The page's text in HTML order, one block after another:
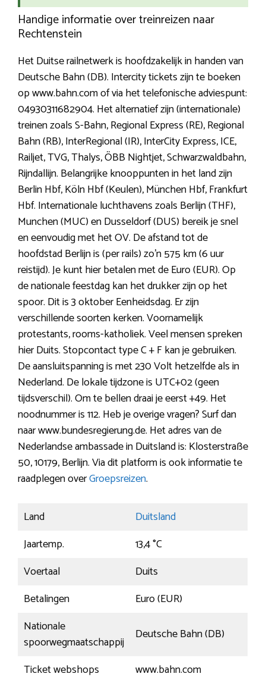
Handige informatie over treinreizen naar
Rechtenstein
Het Duitse railnetwerk is hoofdzakelijk in handen van
Deutsche Bahn (DB). Intercity tickets zijn te boeken
op www.bahn.com of via het telefonische adviespunt:
04930311682904. Het alternatief zijn (internationale)
treinen zoals S-Bahn, Regional Express (RE), Regional
Bahn (RB), InterRegional (IR), InterCity Express, ICE,
Railjet, TVG, Thalys, ÖBB Nightjet, Schwarzwaldbahn,
Rijndallijn. Belangrijke knooppunten in het land zijn
Berlin Hbf, Köln Hbf (Keulen), München Hbf, Frankfurt
Hbf. Internationale luchthavens zoals Berlijn (THF),
Munchen (MUC) en Dusseldorf (DUS) bereik je snel
en eenvoudig met het OV. De afstand tot de
hoofdstad Berlijn is (per rails) zo’n 575 km (6 uur
reistijd). Je kunt hier betalen met de Euro (EUR). Op
de nationale feestdag kan het drukker zijn op het
spoor. Dit is 3 oktober Eenheidsdag. Er zijn
verschillende soorten kerken. Voornamelijk
protestants, rooms-katholiek. Veel mensen spreken
hier Duits. Stopcontact type C + F kan je gebruiken.
De aansluitspanning is met 230 Volt hetzelfde als in
Nederland. De lokale tijdzone is UTC+02 (geen
tijdsverschil). Om te bellen draai je eerst +49. Het
noodnummer is 112. Heb je overige vragen? Surf dan
naar www.bundesregierung.de. Het adres van de
Nederlandse ambassade in Duitsland is: Klosterstraße
50, 10179, Berlijn. Via dit platform is ook informatie te
raadplegen overGroepsreizen.
Land
Duitsland
Jaartemp.
13,4 °C
Voertaal
Duits
Betalingen
Euro (EUR)
Nationale
spoorwegmaatschappij
Deutsche Bahn (DB)
Ticket webshops
www.bahn.com